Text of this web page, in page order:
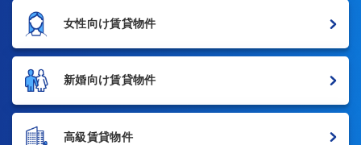
女性向け賃貸物件
新婚向け賃貸物件
高級賃貸物件